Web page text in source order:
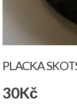
PLACKA
30Kč